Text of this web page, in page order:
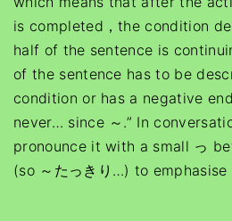
is completed，the condition
half of the sentence is
of the sentence has to be
condition or has a negative
never… since ～.” In
pronounce it with a small っ
(so ～たっきり…) to